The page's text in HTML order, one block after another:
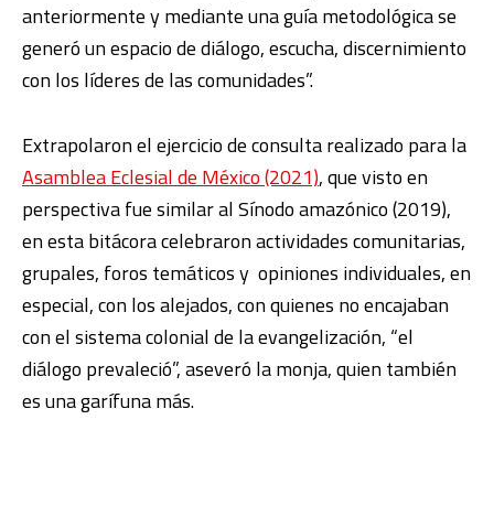
anteriormente y mediante una guía metodológica se
generó un espacio de diálogo, escucha, discernimiento
con los líderes de las comunidades”.
Extrapolaron el ejercicio de consulta realizado para la
Asamblea Eclesial de México (2021), que visto en
perspectiva fue similar al Sínodo amazónico (2019),
en esta bitácora celebraron actividades comunitarias,
grupales, foros temáticos y opiniones individuales, en
especial, con los alejados, con quienes no encajaban
con el sistema colonial de la evangelización, “el
diálogo prevaleció”, aseveró la monja, quien también
es una garífuna más.